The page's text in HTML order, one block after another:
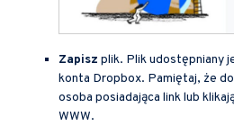
Zapisz plik. Plik udostępniany
konta Dropbox. Pamiętaj, że
osoba posiadająca link lub
WWW.